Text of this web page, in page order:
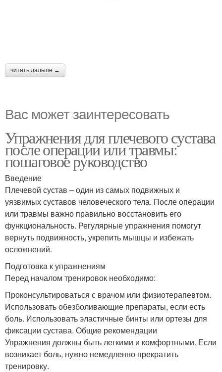
читать дальше →
Вас может заинтересовать
Упражнения для плечевого сустава
после операции или травмы:
пошаговое руководство
Введение
Плечевой сустав – один из самых подвижных и
уязвимых суставов человеческого тела. После операции
или травмы важно правильно восстановить его
функциональность. Регулярные упражнения помогут
вернуть подвижность, укрепить мышцы и избежать
осложнений.
Подготовка к упражнениям
Перед началом тренировок необходимо:
Проконсультироваться с врачом или физиотерапевтом.
Использовать обезболивающие препараты, если есть
боль. Использовать эластичные бинты или ортезы для
фиксации сустава. Общие рекомендации
Упражнения должны быть легкими и комфортными. Если
возникает боль, нужно немедленно прекратить
тренировку.